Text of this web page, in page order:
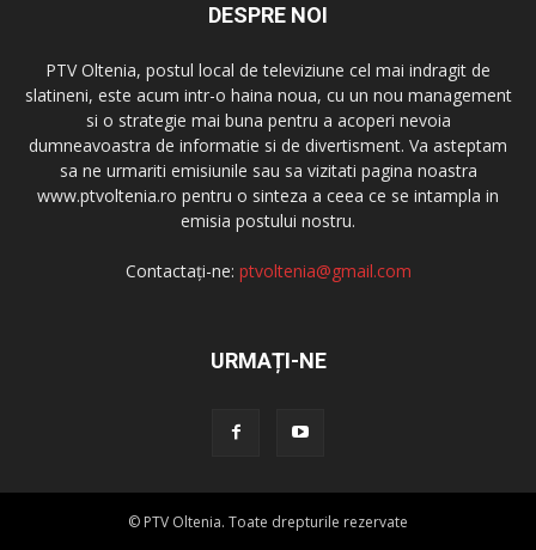
DESPRE NOI
PTV Oltenia, postul local de televiziune cel mai indragit de
slatineni, este acum intr-o haina noua, cu un nou management
si o strategie mai buna pentru a acoperi nevoia
dumneavoastra de informatie si de divertisment. Va asteptam
sa ne urmariti emisiunile sau sa vizitati pagina noastra
www.ptvoltenia.ro pentru o sinteza a ceea ce se intampla in
emisia postului nostru.
Contactați-ne: ptvoltenia@gmail.com
URMAȚI-NE
© PTV Oltenia. Toate drepturile rezervate